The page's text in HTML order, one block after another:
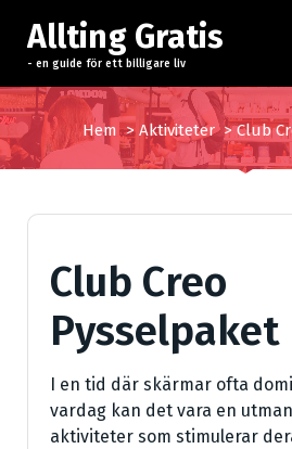
p
a
t
i
Allting Gratis
- en guide för ett billigare liv
Hem > Aktiviteter>Club
Club Creo
Pysselpaket
I en tid där skärmar ofta
vardag kan det vara en
aktiviteter som stimulerar